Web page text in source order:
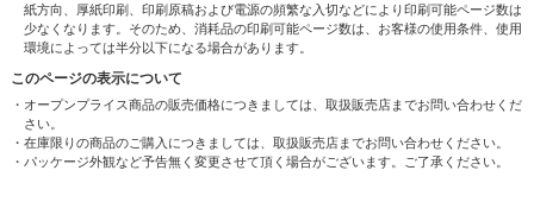
紙方向、厚紙印刷、印刷原稿および電源の頻繁な入切などにより印刷可能ページ数は
少なくなります。そのため、消耗品の印刷可能ページ数は、お客様の使用条件、使用
環境によっては半分以下になる場合があります。
このページの表示について
・オープンプライス商品の販売価格につきましては、取扱販売店までお問い合わせくだ
さい。
・在庫限りの商品のご購入につきましては、取扱販売店までお問い合わせください。
・パッケージ外観など予告無く変更させて頂く場合がございます。ご了承ください。